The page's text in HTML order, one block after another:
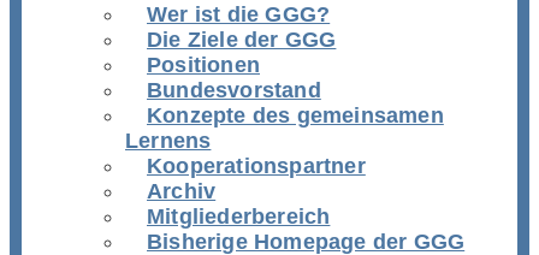
Wer ist die GGG?
Die Ziele der GGG
Positionen
Bundesvorstand
Konzepte des gemeinsamen
Lernens
Kooperationspartner
Archiv
Mitgliederbereich
Bisherige Homepage der GGG